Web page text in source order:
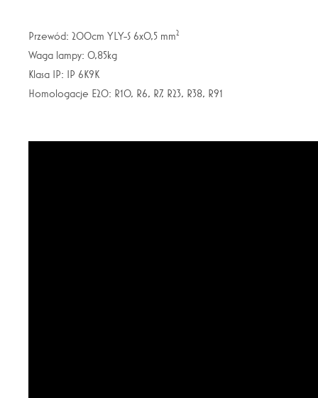
Przewód: 200cm YLY-S 6x0,5 mm2
Waga lampy: 0,85kg
Klasa IP: IP 6K9K
Homologacje E20: R10, R6, R7, R23, R38, R91